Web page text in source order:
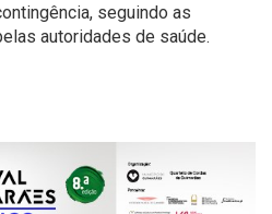
seguindo as
autoridades de saúde.